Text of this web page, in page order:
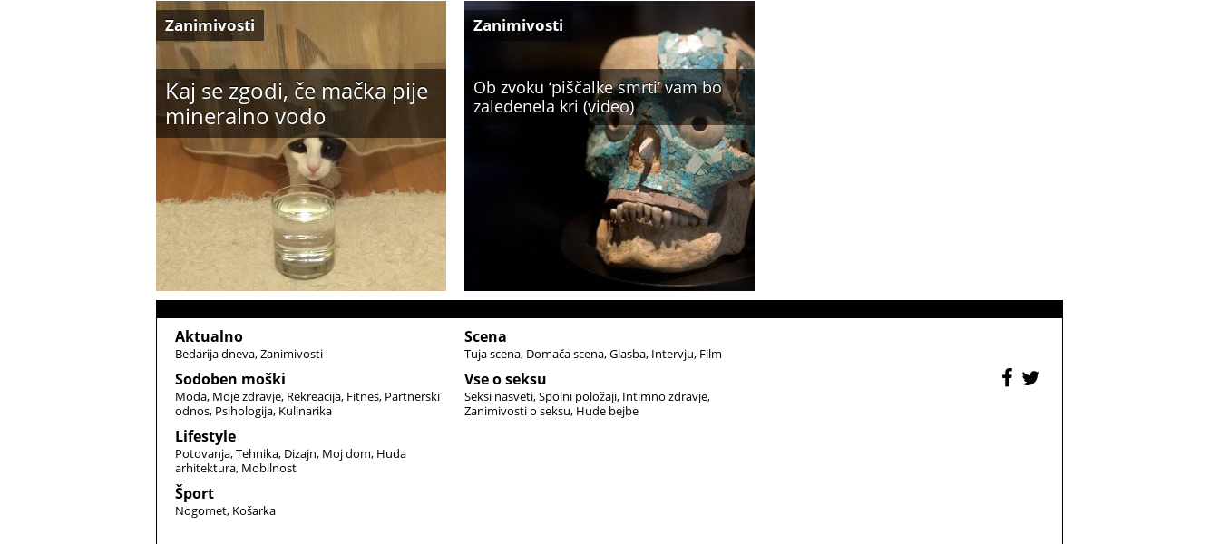
Kaj se zgodi, če mačka pije
mineralno vodo
Zanimivosti
Ob zvoku ‘piščalke smrti’ vam bo
zaledenela kri (video)
Zanimivosti
Aktualno
Bedarija dneva Zanimivosti
Sodoben moški
Moda Moje zdravje Rekreacija Fitnes Partnerski
odnos Psihologija Kulinarika
Lifestyle
Potovanja Tehnika Dizajn Moj dom Huda
arhitektura Mobilnost
Šport
Nogomet Košarka
Scena
Tuja scena Domača scena Glasba Intervju Film
Vse o seksu
Seksi nasveti Spolni položaji Intimno zdravje
Zanimivosti o seksu Hude bejbe